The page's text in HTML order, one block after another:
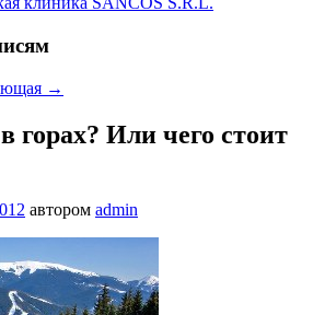
→
горах? Или чего стоит
автором admin